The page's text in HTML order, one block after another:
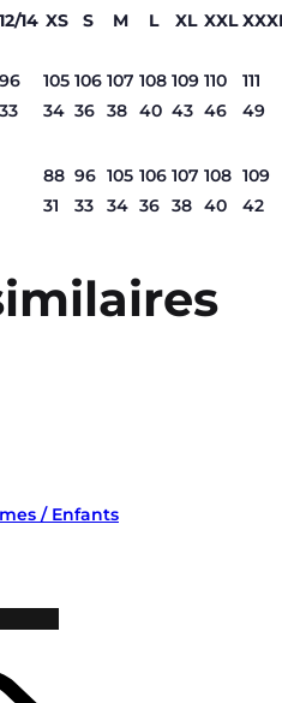
12/14 XS S M L XL XXL
96 105 106 107 108 109 110
111
33 34 36 38 40 43 46
49
88 96 105 106 107 108 109
31 33 34 36 38 40 42
/ Enfants